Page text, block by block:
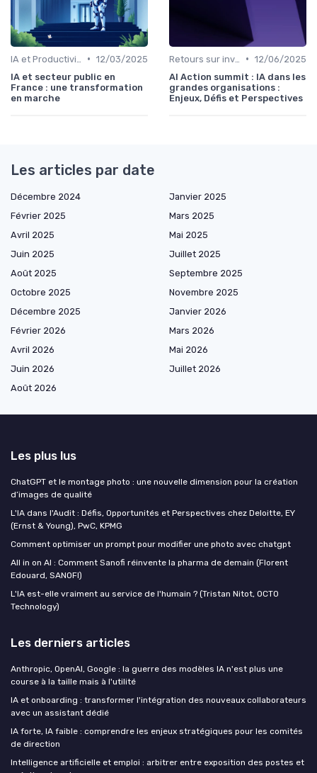
• 12/03/2025
IA et secteur public en
France : une transformation
en marche
• 12/06/2025
AI Action summit : IA dans les
grandes organisations :
Enjeux, Défis et Perspectives
Les articles par date
Décembre 2024
Janvier 2025
Février 2025
Mars 2025
Avril 2025
Mai 2025
Juin 2025
Juillet 2025
Août 2025
Septembre 2025
Octobre 2025
Novembre 2025
Décembre 2025
Janvier 2026
Février 2026
Mars 2026
Avril 2026
Mai 2026
Juin 2026
Juillet 2026
Août 2026
Les plus lus
ChatGPT et le montage photo : une nouvelle dimension pour la création
d’images de qualité
L'IA dans l'Audit : Défis, Opportunités et Perspectives chez Deloitte, EY
(Ernst & Young), PwC, KPMG
Comment optimiser un prompt pour modifier une photo avec chatgpt
All in on AI : Comment Sanofi réinvente la pharma de demain (Florent
Edouard, SANOFI)
L'IA est-elle vraiment au service de l'humain ? (Tristan Nitot, OCTO
Technology)
Les derniers articles
Anthropic, OpenAI, Google : la guerre des modèles IA n'est plus une
course à la taille mais à l'utilité
IA et onboarding : transformer l'intégration des nouveaux collaborateurs
avec un assistant dédié
IA forte, IA faible : comprendre les enjeux stratégiques pour les comités
de direction
Intelligence artificielle et emploi : arbitrer entre exposition des postes et